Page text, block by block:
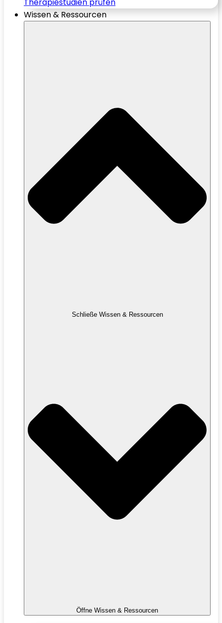
Therapiestudien prüfen
Wissen & Ressourcen
Schließe Wissen & Ressourcen
Öffne Wissen & Ressourcen